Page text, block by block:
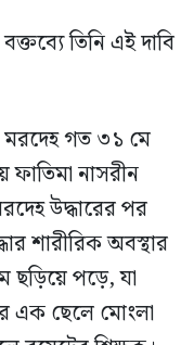
তিনি এই দাবি
মরদেহ গত ৩১ মে
ফাতিমা নাসরীন
উদ্ধারের পর
শারীরিক অবস্থার
ছড়িয়ে পড়ে, যা
এক ছেলে মোংলা